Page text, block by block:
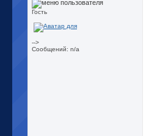
Гость
-->
Сообщений: n/a